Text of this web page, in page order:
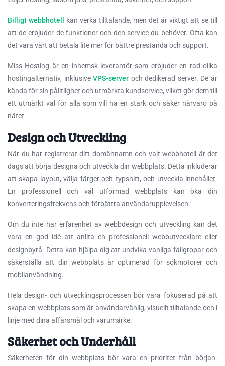
Billigt webbhotell
kan verka tilltalande, men det är viktigt att se till
att de erbjuder de funktioner och den service du behöver. Ofta kan
det vara värt att betala lite mer för bättre prestanda och support.
Miss Hosting är en inhemsk leverantör som erbjuder en rad olika
hostingalternativ, inklusiveVPS-server och dedikerad server. De är
kända för sin pålitlighet och utmärkta kundservice, vilket gör dem till
ett utmärkt val för alla som vill ha en stark och säker närvaro på
nätet.
Design och Utveckling
När du har registrerat ditt domännamn och valt webbhotell är det
dags att börja designa och utveckla din webbplats. Detta inkluderar
att skapa layout, välja färger och typsnitt, och utveckla innehållet.
En professionell och väl utformad webbplats kan öka din
konverteringsfrekvens och förbättra användarupplevelsen.
Om du inte har erfarenhet av webbdesign och utveckling kan det
vara en god idé att anlita en professionell webbutvecklare eller
designbyrå. Detta kan hjälpa dig att undvika vanliga fallgropar och
säkerställa att din webbplats är optimerad för sökmotorer och
mobilanvändning.
Hela design- och utvecklingsprocessen bör vara fokuserad på att
skapa en webbplats som är användarvänlig, visuellt tilltalande och i
linje med dina affärsmål och varumärke.
Säkerhet och Underhåll
Säkerheten för din webbplats bör vara en prioritet från början.